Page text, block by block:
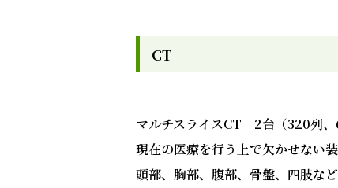
CT
マルチスライスCT 2台（320列、
現在の医療を行う上で欠かせない装
頭部、胸部、腹部、骨盤、四肢な